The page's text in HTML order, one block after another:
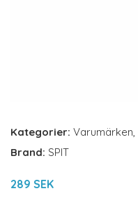
Kategorier: Varumärken,
Brand: SPIT
289 SEK